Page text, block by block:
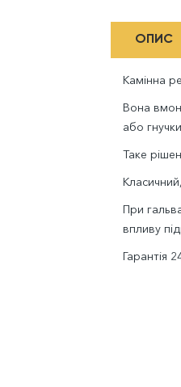
ОПИС
Камінна
Вона
або
Таке
При
впливу
Гарантія